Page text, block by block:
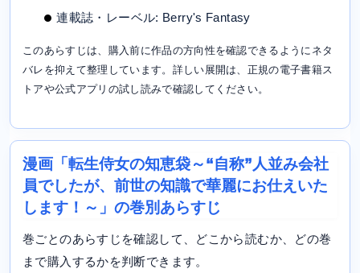
連載誌・レーベル: Berry's Fantasy
このあらすじは、購入前に作品の方向性を確認できるようにネタ
バレを抑えて整理しています。詳しい展開は、正規の電子書籍ス
トアや公式アプリの試し読みで確認してください。
漫画「転生侍女の知恵袋～“自称”人並み会社
員でしたが、前世の知識で華麗にお仕えいた
します！～」の巻別あらすじ
巻ごとのあらすじを確認して、どこから読むか、どの巻
まで購入するかを判断できます。